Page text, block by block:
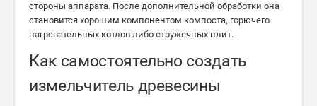
стороны аппарата. После дополнительной обработки она
становится хорошим компонентом компоста, горючего
нагревательных котлов либо стружечных плит.
Как самостоятельно создать
измельчитель древесины